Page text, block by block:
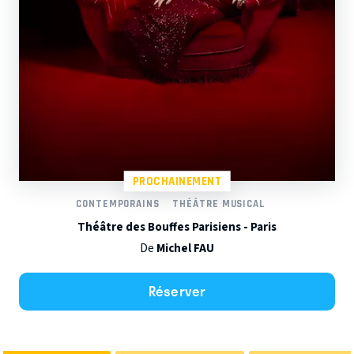
PROCHAINEMENT
CONTEMPORAINS THÉÂTRE MUSICAL
Théâtre des Bouffes Parisiens - Paris
De Michel FAU
Réserver